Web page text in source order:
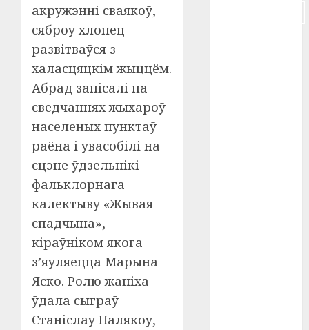
акружэнні сваякоў,
сяброў хлопец
развітваўся з
халасцяцкім жыццём.
Абрад запісалі па
сведчаннях жыхароў
населеных пунктаў
раёна і ўвасобілі на
сцэне ўдзельнікі
фальклорнага
калектыву «Жывая
спадчына»,
кіраўніком якога
з’яўляецца Марына
Яско. Ролю жаніха
ўдала сыграў
Станіслаў Палякоў,